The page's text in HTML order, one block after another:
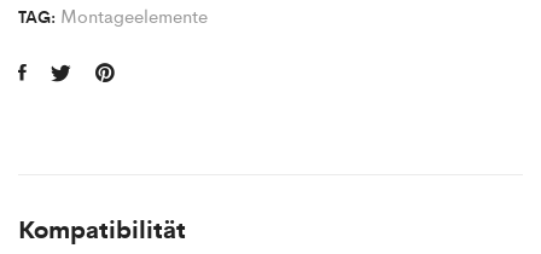
TAG: Montageelemente
Kompatibilität